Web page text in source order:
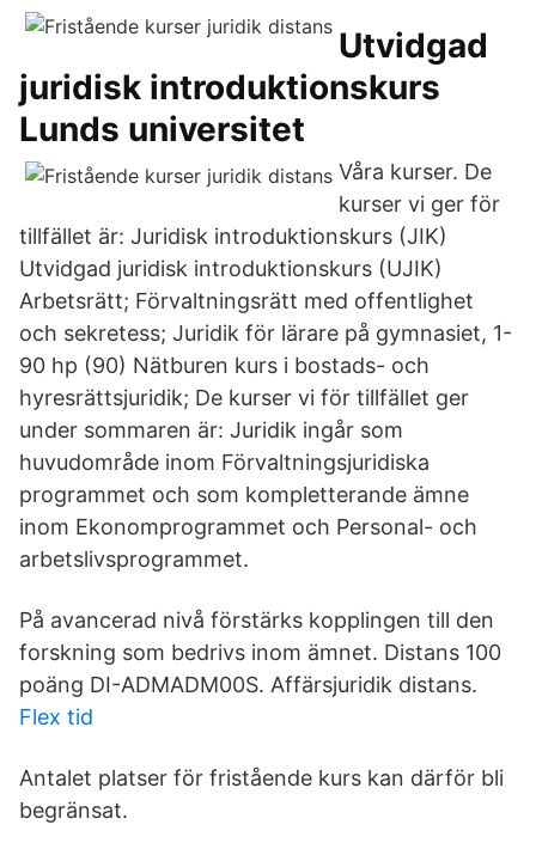
Utvidgad
juridisk introduktionskurs
Lunds universitet
Våra kurser. De
kurser vi ger för
tillfället är: Juridisk introduktionskurs (JIK)
Utvidgad juridisk introduktionskurs (UJIK)
Arbetsrätt; Förvaltningsrätt med offentlighet
och sekretess; Juridik för lärare på gymnasiet, 1-
90 hp (90) Nätburen kurs i bostads- och
hyresrättsjuridik; De kurser vi för tillfället ger
under sommaren är: Juridik ingår som
huvudområde inom Förvaltningsjuridiska
programmet och som kompletterande ämne
inom Ekonomprogrammet och Personal- och
arbetslivsprogrammet.
På avancerad nivå förstärks kopplingen till den
forskning som bedrivs inom ämnet. Distans 100
poäng DI-ADMADM00S. Affärsjuridik distans.
Flex tid
Antalet platser för fristående kurs kan därför bli
begränsat.